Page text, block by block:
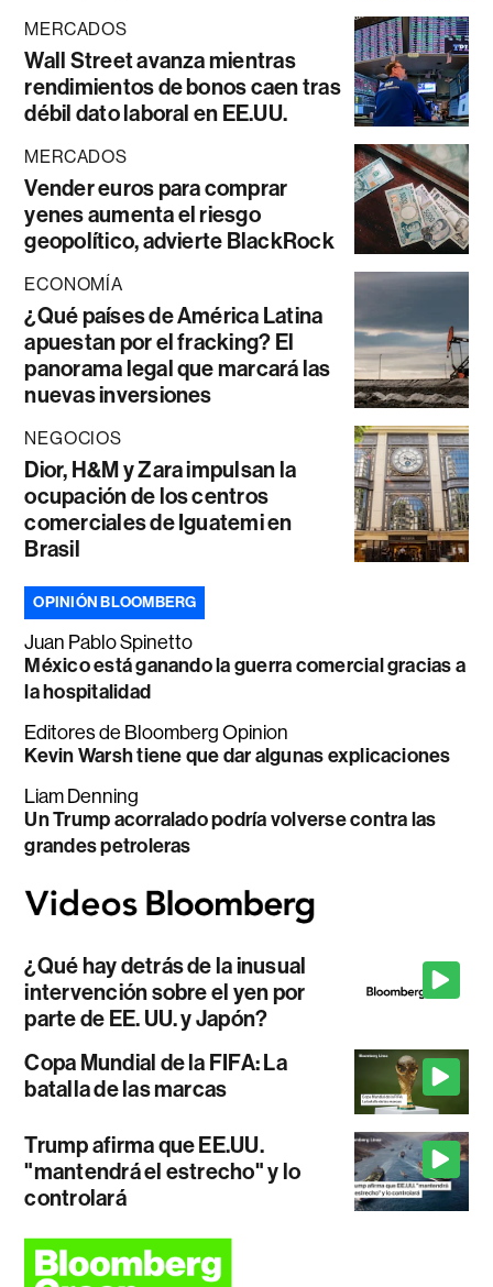
MERCADOS
Wall Street avanza mientras
rendimientos de bonos caen tras
débil dato laboral en EE.UU.
MERCADOS
Vender euros para comprar
yenes aumenta el riesgo
geopolítico, advierte BlackRock
ECONOMÍA
¿Qué países de América Latina
apuestan por el fracking? El
panorama legal que marcará las
nuevas inversiones
NEGOCIOS
Dior, H&M y Zara impulsan la
ocupación de los centros
comerciales de Iguatemi en
Brasil
OPINIÓN BLOOMBERG
Juan Pablo Spinetto
México está ganando la guerra comercial gracias a
la hospitalidad
Editores de Bloomberg Opinion
Kevin Warsh tiene que dar algunas explicaciones
Liam Denning
Un Trump acorralado podría volverse contra las
grandes petroleras
¿Qué hay detrás de la inusual
intervención sobre el yen por
parte de EE. UU. y Japón?
Copa Mundial de la FIFA: La
batalla de las marcas
Trump afirma que EE.UU.
"mantendrá el estrecho" y lo
controlará